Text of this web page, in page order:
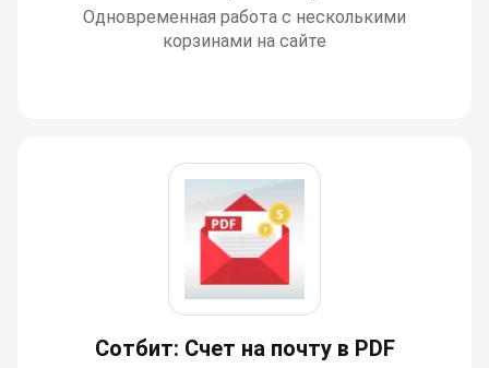
Одновременная работа с несколькими
корзинами на сайте
Сотбит: Счет на почту в PDF